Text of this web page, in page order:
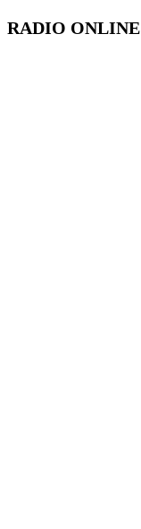
RADIO ONLINE